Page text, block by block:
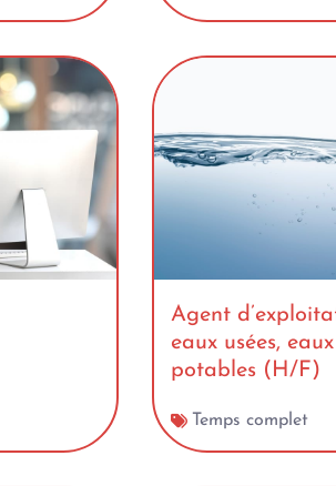
Agent
eaux usées,
potables (H/F)
Temps complet